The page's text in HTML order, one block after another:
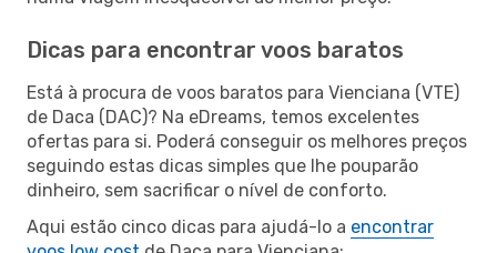
Dicas para encontrar voos baratos
Está à procura de voos baratos para Vienciana (VTE)
de Daca (DAC)? Na eDreams, temos excelentes
ofertas para si. Poderá conseguir os melhores preços
seguindo estas dicas simples que lhe pouparão
dinheiro, sem sacrificar o nível de conforto.
Aqui estão cinco dicas para ajudá-lo a encontrar